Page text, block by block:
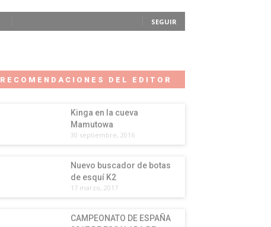
SEGUIR
RECOMENDACIONES DEL EDITOR
Kinga en la cueva
Mamutowa
30 septiembre, 2016
Nuevo buscador de botas
de esquí K2
17 marzo, 2017
CAMPEONATO DE ESPAÑA